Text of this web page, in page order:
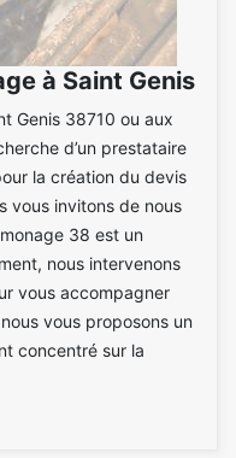
à Saint Genis
Genis 38710 ou aux
d’un prestataire
la création du devis
vous invitons de nous
38 est un
nous intervenons
vous accompagner
vous proposons un
concentré sur la